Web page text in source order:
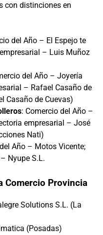
con distinciones en
del Año – El Espejo te
– Luis Muñoz
del Año – Joyería
– Rafael Casaño de
Casaño de Cuevas)
: Comercio del Año –
empresarial – José
Nati)
Año – Motos Vicente;
Nyupe S.L.
Comercio Provincia
Solutions S.L. (La
(Posadas)